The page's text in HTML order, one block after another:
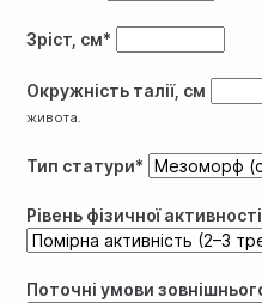
Зріст, см*
Окружність талії, см
живота.
Тип статури*
Рівень фізичної
Поточні умови